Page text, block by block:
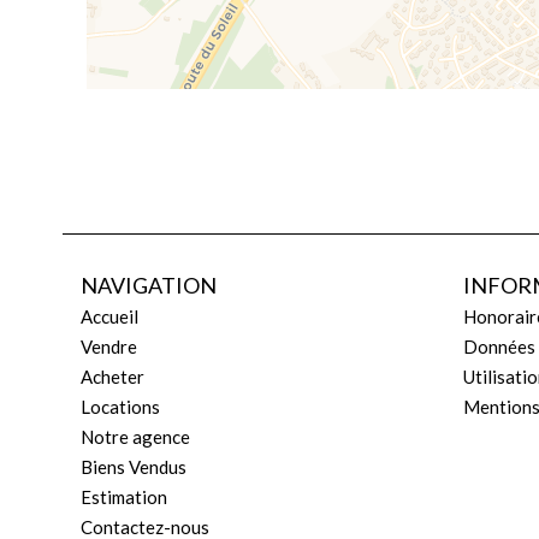
NAVIGATION
Accueil
Vendre
Acheter
Locations
Notre agence
Biens Vendus
Estimation
Contactez-nous